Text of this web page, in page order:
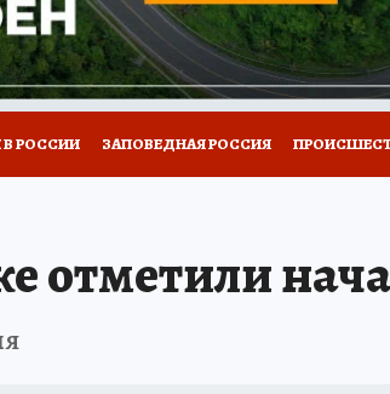
РОССИИ ЗАПОВЕДНАЯ РОССИЯ
отметили